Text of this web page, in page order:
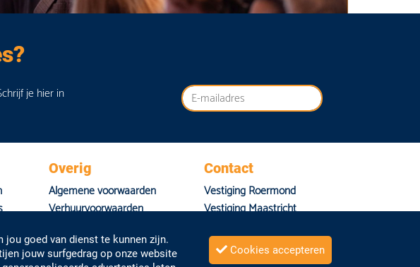
je hier in
Overig
Algemene voorwaarden
Verhuurvoorwaarden
Huisstijl
Contact
Vestiging Roermond
Vestiging Maastricht
Stuur een e-mail
goed van dienst te kunnen zijn.
jouw surfgedrag op onze website
Cookies accepteren